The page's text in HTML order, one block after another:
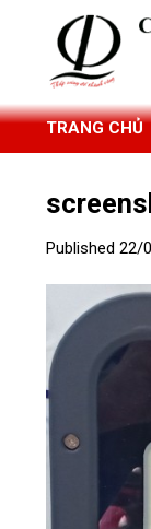
TRANG CHỦ
Published 22/